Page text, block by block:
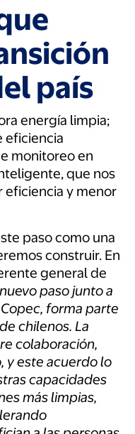
país
energía limpia;
eficiencia
monitoreo en
que nos
eficiencia y menor
paso como una
construir. En
general de
paso junto a
forma parte
chilenos. La
colaboración,
y este acuerdo lo
capacidades
más limpias,